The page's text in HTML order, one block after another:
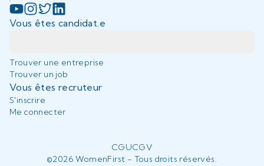
Vous êtes candidat.e
Trouver une entreprise
Trouver un job
Vous êtes recruteur
S'inscrire
Me connecter
CGUCGV
©2026 WomenFirst - Tous droits réservés.